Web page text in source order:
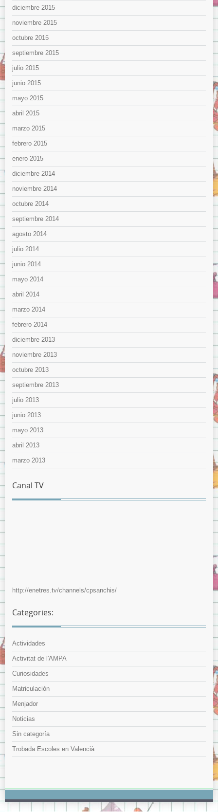
diciembre 2015
noviembre 2015
octubre 2015
septiembre 2015
julio 2015
junio 2015
mayo 2015
abril 2015
marzo 2015
febrero 2015
enero 2015
diciembre 2014
noviembre 2014
octubre 2014
septiembre 2014
agosto 2014
julio 2014
junio 2014
mayo 2014
abril 2014
marzo 2014
febrero 2014
diciembre 2013
noviembre 2013
octubre 2013
septiembre 2013
julio 2013
junio 2013
mayo 2013
abril 2013
marzo 2013
Canal TV
http://enetres.tv/channels/cpsanchis/
Categories:
Actividades
Activitat de l'AMPA
Curiosidades
Matriculación
Menjador
Noticias
Sin categoría
Trobada Escoles en Valencià